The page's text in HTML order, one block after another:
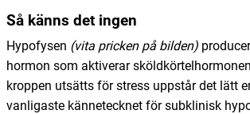
Så känns det ingen
Hypofysen (vita pricken på bilden)
hormon som aktiverar
kroppen utsätts för stress uppstår det lätt
vanligaste kännetecknet för subklinisk